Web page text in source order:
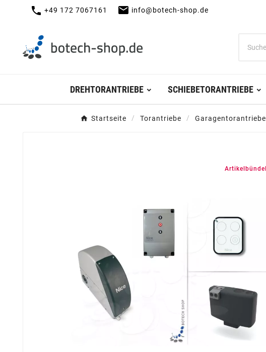
call +49 172 7067161 mail info@botech-shop.de
DREHTORANTRIEBE SCHIEBETORANTRIEBE
Startseite Torantriebe Garagentorantriebe
Artikelbündel